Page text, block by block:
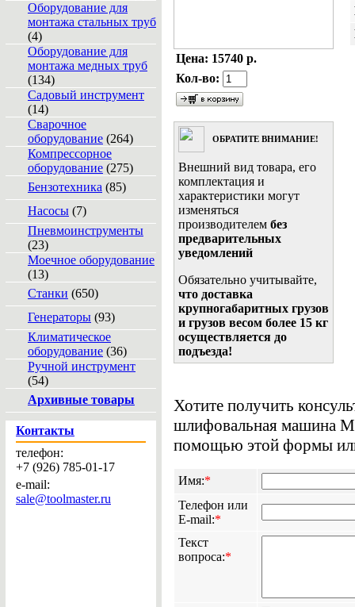
Оборудование для
монтажа стальных труб
(4)
Оборудование для
монтажа медных труб
(134)
Садовый инструмент
(14)
Сварочное
оборудование (264)
Компрессорное
оборудование (275)
Бензотехника (85)
Насосы (7)
Пневмоинструменты
(23)
Моечное оборудование
(13)
Станки (650)
Генераторы (93)
Климатическое
оборудование (36)
Ручной инструмент
(54)
Архивные товары
Контакты
телефон:
+7 (926) 785-01-17
e-mail:
sale@toolmaster.ru
Цена: 15740 р.
Кол-во:
ОБРАТИТЕ ВНИМАНИЕ!
Внешний вид товара, его
комплектация и
характеристики могут
изменяться
производителем без
предварительных
уведомлений
Обязательно учитывайте,
что доставка
крупногабаритных грузов
и грузов весом более 15 кг
осуществляется до
подъезда!
Хотите получить
шлифовальная машина
помощью этой формы
Имя:*
Телефон или
E-mail:*
Текст
вопроса:*